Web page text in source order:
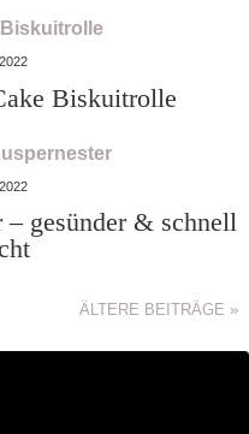
Biskuitrolle
– gesünder & schnell
ÄLTERE BEITRÄGE »